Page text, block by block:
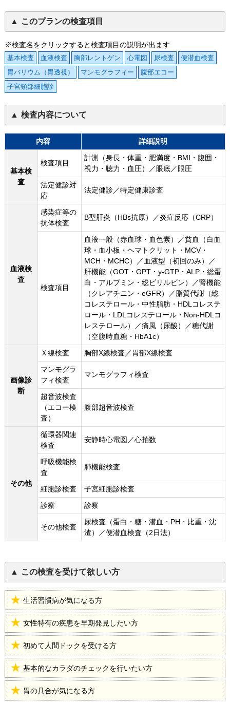
このプランの検査項目
※検査名をクリックすると検査項目の説明が出ます
基本検査 血液検査 胸部レントゲン 心電図 尿検査
便潜血検査
胃バリウム（胃透視）
マンモグラフィー
腹部エコー
子宮頸部細胞診
検査内容について
内容 詳細説明
基本検
査
検査項目
計測（身長・体重・肥満度・BMI・腹囲・
視力・聴力・血圧）／眼底／眼圧
法定健診対
応
法定健診／特定健康診査
血液検
査
感染症等の
抗体検査
B型肝炎（HBs抗原）／炎症反応（CRP）
検査項目
血液一般（赤血球・血色素）／貧血（白血
球・血小板・ヘマトクリット・MCV・
MCH・MCHC）／血液型（初回のみ）／
肝機能（GOT・GPT・y-GTP・ALP・総蛋
白・アルブミン・総ビリルビン）／腎機能
（クレアチニン・eGFR）／脂質代謝（総
コレステロール・中性脂肪・HDLコレステ
ロール・LDLコレステロール・Non-HDLコ
レステロール）／痛風（尿酸）／糖代謝
（空腹時血糖・HbA1c）
画像診
断
Ｘ線検査
胸部X線検査／胃部X線検査
マンモグラ
フィ検査
マンモグラフィ検査
超音波検査
（エコー検
査）
腹部超音波検査
その他
循環器関連
検査
安静時心電図／心拍数
呼吸機能検
査
肺機能検査
細胞診検査
子宮細胞診検査
診察
診察
その他検査
尿検査（蛋白・糖・潜血・PH・比重・沈
渣）／便潜血検査（2日法）
この検査を受けて欲しい方
生活習慣病が気になる方
女性特有の疾患を早期発見したい方
初めて人間ドックを受ける方
基本的なカラダのチェックを行いたい方
胃の具合が気になる方